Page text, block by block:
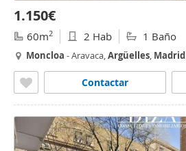
1.150€
60m2 2 Hab 1 Baño
Moncloa - Aravaca,Argüelles, Madrid
Contactar